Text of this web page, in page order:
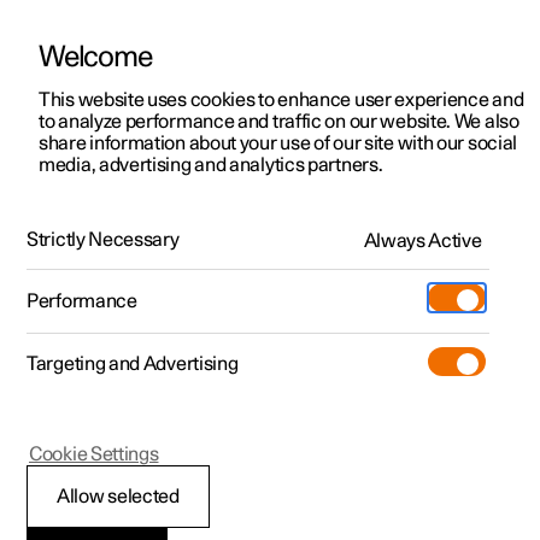
Polestar 2
Polestar 3
Polestar 4
Pre-owned
Shop
Meer
Testrit
Aanbiedingen voor
Testrit
Aanbiedingen voor
Polestar 4 coupé
Ontdek Polestar 4
Testrit
Bekijk onze stockwagens
Aanbiedingen voor
Ontdek Polestar 5
Over pre-owned
Pre-owned aanbiedingen
Aanbiedingen voor particulieren
Aanbiedingen voor
professionelen
Bekijk onze stockwagens
Configureer
Pre-owned
Testrit
Additionals
(Opent in een nieuw venster)
Experiences
Ontmoet ons
Servicepunten
Opladen
Support
HandleidingVideogalerijSoftware-updates
Luchtkwaliteit
Polestar 3
CleanZone
Welcome
This website uses cookies to enhance user experience and
to analyze performance and traffic on our website. We also
share information about your use of our site with our social
media, advertising and analytics partners.
Strictly Necessary Always Active
Performance
Targeting and Advertising
Allow selected
Cookie Settings